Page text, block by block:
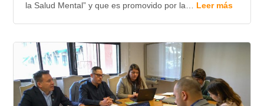
la Salud Mental” y que es promovido por la… Leer más